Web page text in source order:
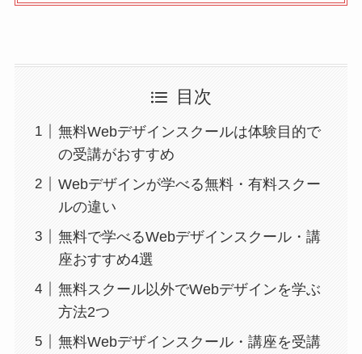
目次
無料Webデザインスクールは体験目的で
の受講がおすすめ
Webデザインが学べる無料・有料スクー
ルの違い
無料で学べるWebデザインスクール・講
座おすすめ4選
無料スクール以外でWebデザインを学ぶ
方法2つ
無料Webデザインスクール・講座を受講